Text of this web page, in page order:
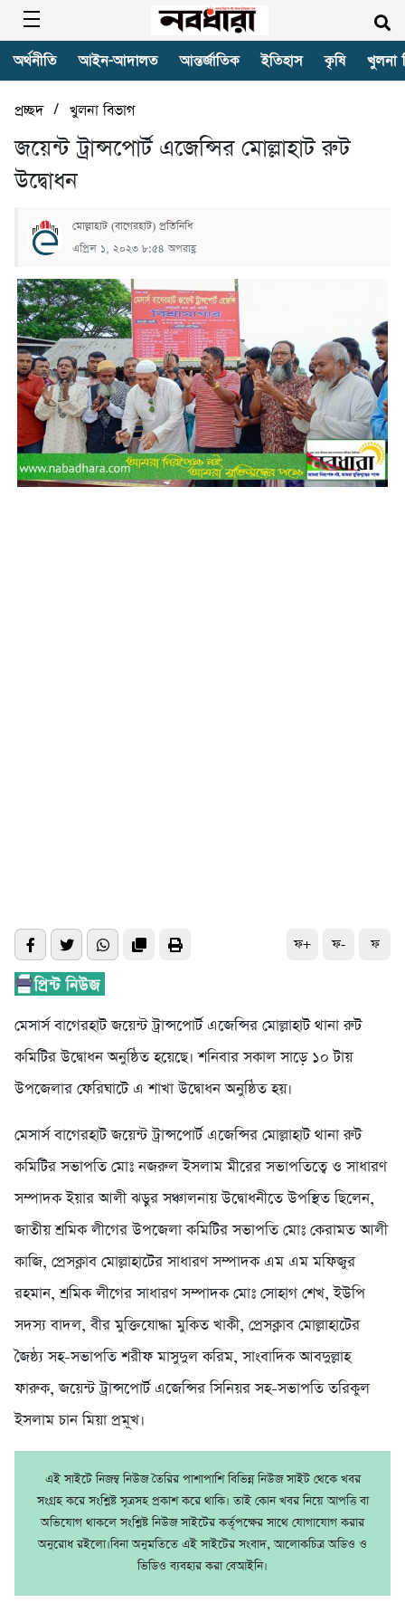
অর্থনীতি আইন-আদালত আন্তর্জাতিক ইতিহাস কৃষি খুলনা
প্রচ্ছদ/ খুলনা বিভাগ
জয়েন্ট ট্রান্সপোর্ট এজেন্সির মোল্লাহাট রুট
উদ্বোধন
মোল্লাহাট (বাগেরহাট) প্রতিনিধি
এপ্রিল ১, ২০২৩ ৮:৫৪ অপরাহ্ণ
ফ+ ফ- ফ
মেসার্স বাগেরহাট জয়েন্ট ট্রান্সপোর্ট এজেন্সির মোল্লাহাট থানা রুট
কমিটির উদ্বোধন অনুষ্ঠিত হয়েছে। শনিবার সকাল সাড়ে ১০ টায়
উপজেলার ফেরিঘাটে এ শাখা উদ্বোধন অনুষ্ঠিত হয়।
মেসার্স বাগেরহাট জয়েন্ট ট্রান্সপোর্ট এজেন্সির মোল্লাহাট থানা রুট
কমিটির সভাপতি মোঃ নজরুল ইসলাম মীরের সভাপতিত্বে ও সাধারণ
সম্পাদক ইয়ার আলী ঝড়ুর সঞ্চালনায় উদ্বোধনীতে উপস্থিত ছিলেন,
জাতীয় শ্রমিক লীগের উপজেলা কমিটির সভাপতি মোঃ কেরামত আলী
কাজি, প্রেসক্লাব মোল্লাহাটের সাধারণ সম্পাদক এম এম মফিজুর
রহমান, শ্রমিক লীগের সাধারণ সম্পাদক মোঃ সোহাগ শেখ, ইউপি
সদস্য বাদল, বীর মুক্তিযোদ্ধা মুকিত খাকী, প্রেসক্লাব মোল্লাহাটের
জৈষ্ঠ্য সহ-সভাপতি শরীফ মাসুদুল করিম, সাংবাদিক আবদুল্লাহ
ফারুক, জয়েন্ট ট্রান্সপোর্ট এজেন্সির সিনিয়র সহ-সভাপতি তরিকুল
ইসলাম চান মিয়া প্রমূখ।
এই সাইটে নিজম্ব নিউজ তৈরির পাশাপাশি বিভিন্ন নিউজ সাইট থেকে খবর
সংগ্রহ করে সংশ্লিষ্ট সূত্রসহ প্রকাশ করে থাকি। তাই কোন খবর নিয়ে আপত্তি বা
অভিযোগ থাকলে সংশ্লিষ্ট নিউজ সাইটের কর্তৃপক্ষের সাথে যোগাযোগ করার
অনুরোধ রইলো।বিনা অনুমতিতে এই সাইটের সংবাদ, আলোকচিত্র অডিও ও
ভিডিও ব্যবহার করা বেআইনি।